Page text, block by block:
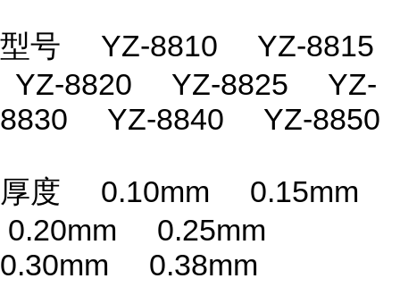
型号 YZ-8810 YZ-8815
YZ-8820 YZ-8825 YZ-
8830 YZ-8840 YZ-8850
厚度 0.10mm 0.15mm
0.20mm 0.25mm
0.30mm 0.38mm